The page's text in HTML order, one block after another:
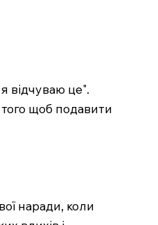
відчуваю це".
щоб подавити
наради, коли